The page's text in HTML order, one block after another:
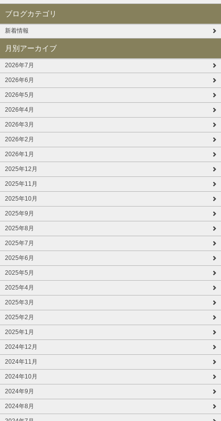
ブログカテゴリ
新着情報
月別アーカイブ
2026年7月
2026年6月
2026年5月
2026年4月
2026年3月
2026年2月
2026年1月
2025年12月
2025年11月
2025年10月
2025年9月
2025年8月
2025年7月
2025年6月
2025年5月
2025年4月
2025年3月
2025年2月
2025年1月
2024年12月
2024年11月
2024年10月
2024年9月
2024年8月